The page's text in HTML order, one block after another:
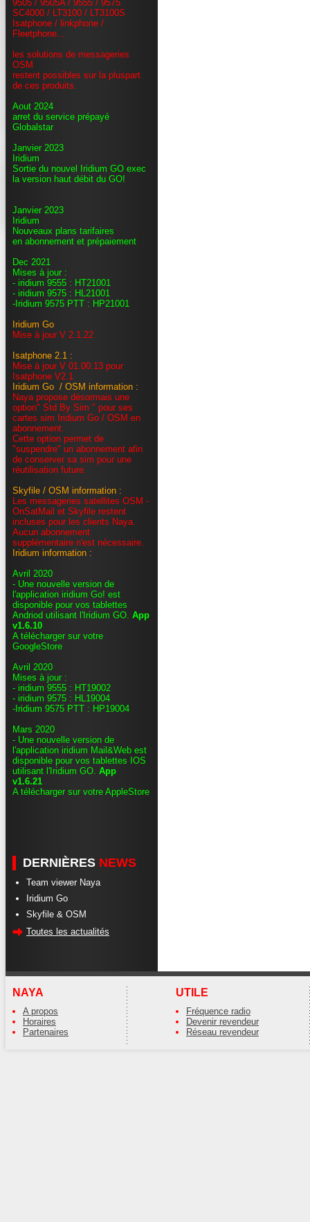
9505 / 9505A / 9555 / 9575
SC4000 / LT3100 / LT3100S
Isatphone / linkphone /
Fleetphone...
les solutions de messageries
OSM
restent possibles sur la pluspart
de ces produits.
Aout 2024
arret du service prépayé
Globalstar
Janvier 2023
Iridium
Sortie du nouvel Iridium GO exec
la version haut débit du GO!
Janvier 2023
Iridium
Nouveaux plans tarifaires
en abonnement et prépaiement
Dec 2021
Mises à jour :
- iridium 9555 : HT21001
- iridium 9575 : HL21001
-Iridium 9575 PTT : HP21001
Iridium Go
Mise à jour V 2.1.22
Isatphone 2.1 :
Mise à jour V 01.00.13 pour
Isatphone V2.1
Iridium Go / OSM information :
Naya propose désormais une
option" Std By Sim " pour ses
cartes sim Iridium Go / OSM en
abonnement.
Cette option permet de
"suspendre" un abonnement afin
de conserver sa sim pour une
réutilisation future.
Skyfile / OSM information :
Les messageries satellites OSM -
OnSatMail et Skyfile restent
incluses pour les clients Naya.
Aucun abonnement
supplémentaire n'est nécessaire.
Iridium information :
Avril 2020
- Une nouvelle version de
l'application iridium Go! est
disponible pour vos tablettes
Andriod utilisant l'Iridium GO. App
v1.6.10
A télécharger sur votre
GoogleStore
Avril 2020
Mises à jour :
- iridium 9555 : HT19002
- iridium 9575 : HL19004
-Iridium 9575 PTT : HP19004
Mars 2020
- Une nouvelle version de
l'application iridium Mail&Web est
disponible pour vos tablettes IOS
utilisant l'Iridium GO. App
v1.6.21
A télécharger sur votre AppleStore
DERNIÈRES NEWS
Team viewer Naya
Iridium Go
Skyfile & OSM
Toutes les actualités
NAYA
A propos
Horaires
Partenaires
UTILE
Fréquence radio
Devenir revendeur
Réseau revendeur